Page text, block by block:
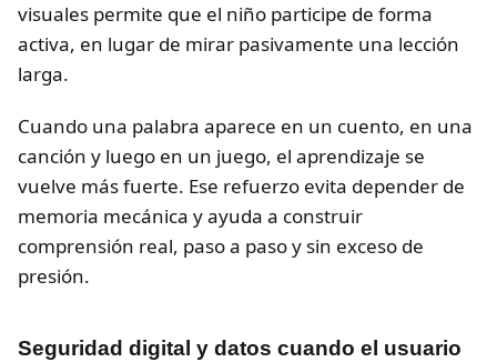
visuales permite que el niño participe de forma
activa, en lugar de mirar pasivamente una lección
larga.
Cuando una palabra aparece en un cuento, en una
canción y luego en un juego, el aprendizaje se
vuelve más fuerte. Ese refuerzo evita depender de
memoria mecánica y ayuda a construir
comprensión real, paso a paso y sin exceso de
presión.
Seguridad digital y datos cuando el usuario